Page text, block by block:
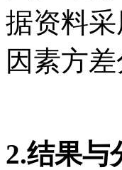
据资料
因素方
2.结果与